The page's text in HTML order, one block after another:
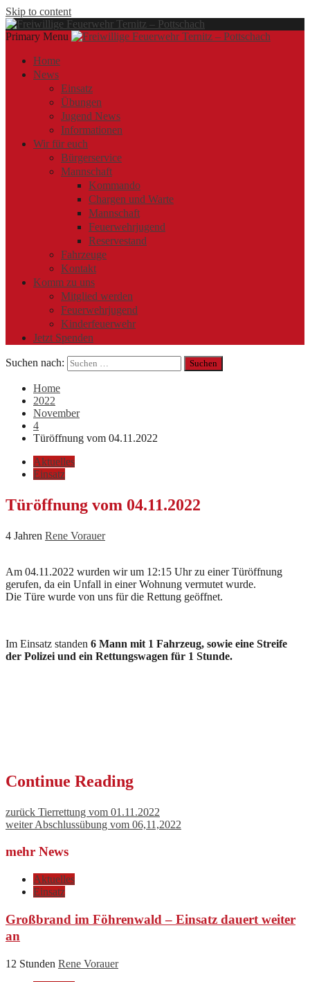
Skip to content
Primary Menu
Freiwillige Feuerwehr Ternitz – Pottschach
Home
News
Einsatz
Übungen
Jugend News
Informationen
Wir für euch
Bürgerservice
Mannschaft
Kommando
Chargen und Warte
Mannschaft
Feuerwehrjugend
Reservestand
Fahrzeuge
Kontakt
Komm zu uns
Mitglied werden
Feuerwehrjugend
Kinderfeuerwehr
Jetzt Spenden
Suchen nach:
Home
2022
November
4
Türöffnung vom 04.11.2022
Aktuelles
Einsatz
Türöffnung vom 04.11.2022
4 Jahren Rene Vorauer
Am 04.11.2022 wurden wir um 12:15 Uhr zu einer Türöffnung
gerufen, da ein Unfall in einer Wohnung vermutet wurde.
Die Türe wurde von uns für die Rettung geöffnet.
Im Einsatz standen 6 Mann mit 1 Fahrzeug, sowie eine Streife
der Polizei und ein Rettungswagen für 1 Stunde.
Continue Reading
zurück Tierrettung vom 01.11.2022
weiterAbschlussübung vom 06,11,2022
mehr News
Aktuelles
Einsatz
Großbrand im Föhrenwald – Einsatz dauert weiter
an
12 Stunden Rene Vorauer